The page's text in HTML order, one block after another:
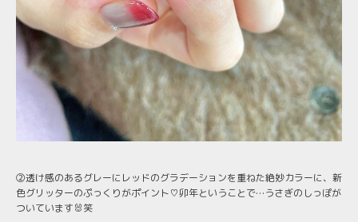
②透け感のあるグレーにレッドのグラデーションを重ねた絶妙カラーに、新
色グリッターのぷっくりがポイント♡卯年ということで…うさぎのしっぽが
ついています🐰笑